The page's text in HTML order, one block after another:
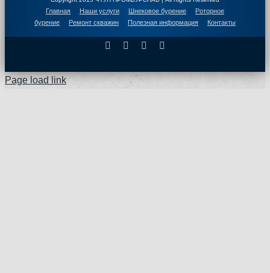
Главная Наши услуги Шнековое бурение
Роторное
бурение
Ремонт скважин Полезная информация Контакты
Facebook Instagram
Page load link